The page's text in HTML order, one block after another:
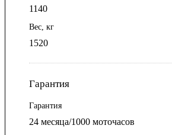
1140
Вес, кг
1520
Гарантия
Гарантия
24 месяца/1000 моточасов